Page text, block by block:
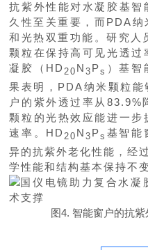
抗紫外性能对水凝胶基智
久性至关重要，而PDA
和光热双重功能。研究人
颗粒在保持高可见光透过
凝胶（ HD 20 N 3 Ps ）基智
果表明，PDA纳米颗粒
户的紫外透过率从
颗粒的光热效应能进一步
速率。 HD 20 N 3 Ps 基智能
异的抗紫外老化性能，经
学性能和结构基本保持不变
图4. 智能窗户的抗紫